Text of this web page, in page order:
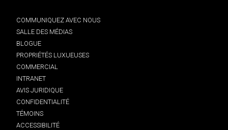
COMMUNIQUEZ AVEC NOUS
SALLE DES MÉDIAS
BLOGUE
PROPRIÉTÉS LUXUEUSES
COMMERCIAL
INTRANET
AVIS JURIDIQUE
CONFIDENTIALITÉ
TÉMOINS
ACCESSIBILITÉ